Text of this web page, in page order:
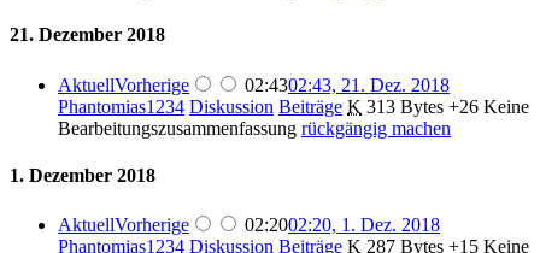
21. Dezember 2018
AktuellVorherige 02:4302:43, 21. Dez. 2018
Phantomias1234 Diskussion Beiträge K 313 Bytes +26 Keine
Bearbeitungszusammenfassung rückgängig machen
1. Dezember 2018
AktuellVorherige 02:2002:20, 1. Dez. 2018
Phantomias1234 Diskussion Beiträge K 287 Bytes +15 Keine